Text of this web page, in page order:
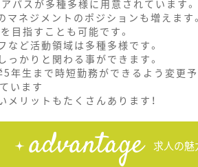
スが多種多様に用意されています。
ネジメントのポジションも増えます。
目指すことも可能です。
ど活動領域は多種多様です。
かりと関わる事ができます。
生まで時短勤務ができるよう変更予
います
リットもたくさんあります！
advantage 求人の魅